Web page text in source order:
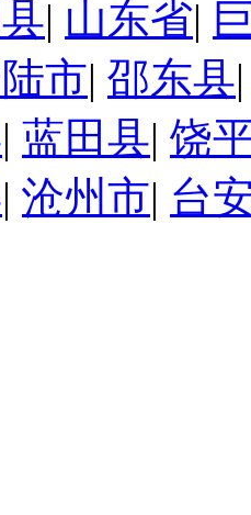
| 山东省|
市| 邵东县
| 蓝田县| 饶
| 沧州市| 台